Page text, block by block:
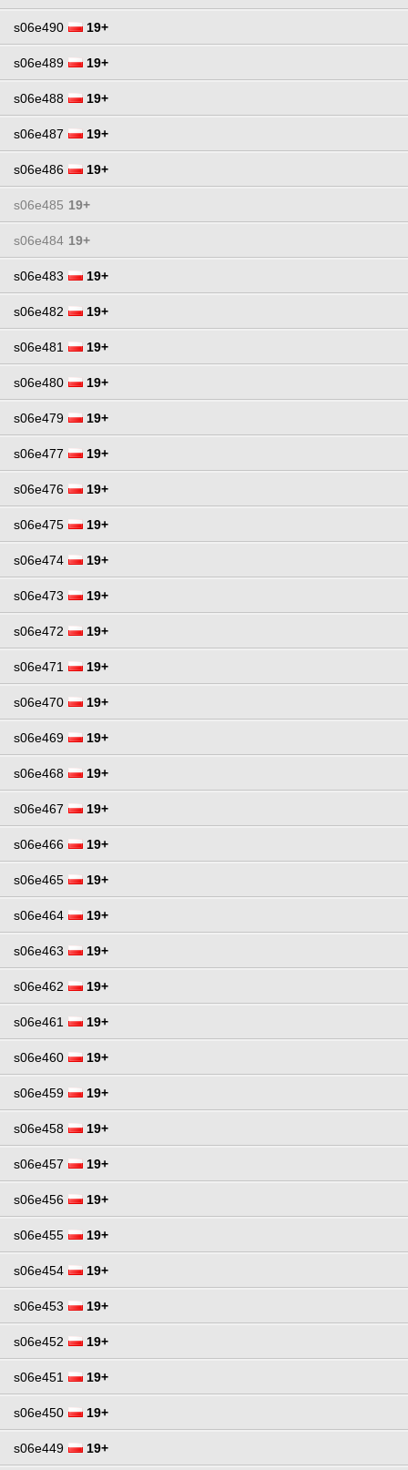
s06e490 19+
s06e489 19+
s06e488 19+
s06e487 19+
s06e486 19+
s06e485 19+
s06e484 19+
s06e483 19+
s06e482 19+
s06e481 19+
s06e480 19+
s06e479 19+
s06e477 19+
s06e476 19+
s06e475 19+
s06e474 19+
s06e473 19+
s06e472 19+
s06e471 19+
s06e470 19+
s06e469 19+
s06e468 19+
s06e467 19+
s06e466 19+
s06e465 19+
s06e464 19+
s06e463 19+
s06e462 19+
s06e461 19+
s06e460 19+
s06e459 19+
s06e458 19+
s06e457 19+
s06e456 19+
s06e455 19+
s06e454 19+
s06e453 19+
s06e452 19+
s06e451 19+
s06e450 19+
s06e449 19+